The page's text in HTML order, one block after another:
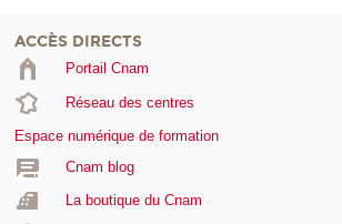
ACCÈS DIRECTS
Portail Cnam
Réseau des centres
Espace numérique de formation
Cnam blog
La boutique du Cnam